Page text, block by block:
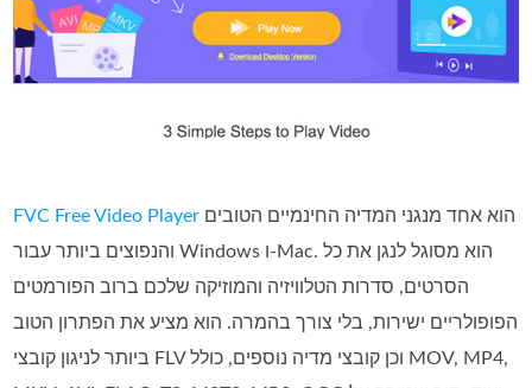
FVC Free Video Player
והנפוצים ביותר עבור Windows ו‑Mac. הוא מסוגל לנגן את כל
הסרטים, סדרות הטלוויזיה והמוזיקה שלכם ברוב הפורמטים
הפופולריים ישירות, בלי צורך בהמרה. הוא מציע את הפתרון הטוב
ביותר לניגון קובצי FLV וכן קובצי מדיה נוספים, כולל MOV, ‏MP4,